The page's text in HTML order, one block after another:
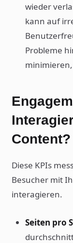
wieder
kann auf
Probleme
Content?
Diese KPIs
Besucher mit
interagieren.
Seiten pro